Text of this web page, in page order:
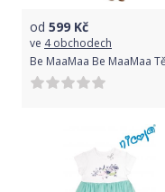
od 599 Kč
ve 4 obchodech